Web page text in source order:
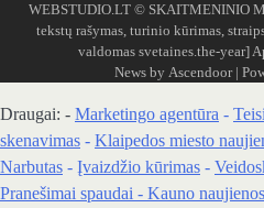
WEBSTUDIO.LT © SKAITMENINIO
tekstų rašymas, turinio kūrimas,
valdomas svetaines.the-year]
News by Ascendoor|
Draugai: - Marketingo agentūra -
skenavimas - Klaipedos miesto
Narbutas - Įvaizdžio kūrimas -
Pranešimai spaudai - Kauno naujienos